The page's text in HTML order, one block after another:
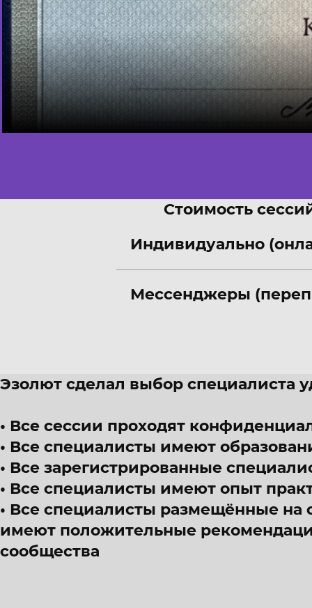
Стоимость
Индивидуально
Мессенджеры
Эзолют сделал выбор специалиста
Все сессии проходят
Все специалисты имеют
Все зарегистрированные
Все специалисты имеют опыт
Все специалисты размещённые на
имеют положительные
сообщества